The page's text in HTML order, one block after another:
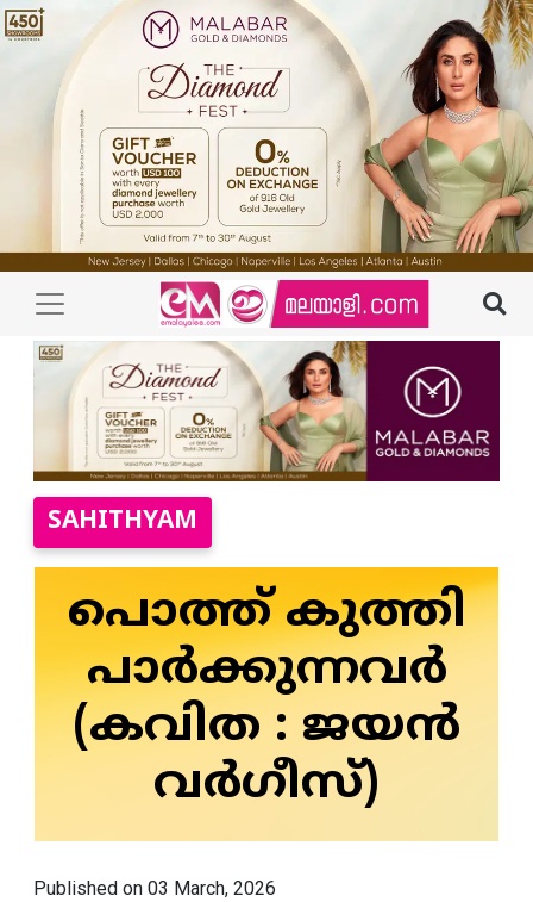
SAHITHYAM
പൊത്ത് കുത്തി
പാർക്കുന്നവർ
(കവിത : ജയൻ
വർഗീസ്)
Published on 03 March, 2026